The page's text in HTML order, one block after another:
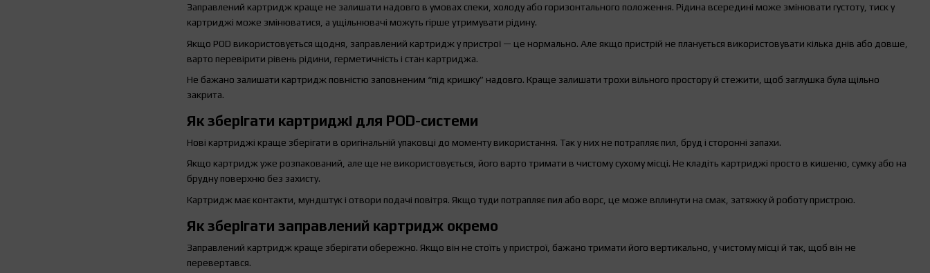
Заправлений картридж краще не залишати надовго в умовах спеки, холоду або горизонтального положення. Рідина всередині може змінювати густоту, тиск у
картриджі може змінюватися, а ущільнювачі можуть гірше утримувати рідину.
Якщо POD використовується щодня, заправлений картридж у пристрої — це нормально. Але якщо пристрій не планується використовувати кілька днів або довше,
варто перевірити рівень рідини, герметичність і стан картриджа.
Не бажано залишати картридж повністю заповненим “під кришку” надовго. Краще залишати трохи вільного простору й стежити, щоб заглушка була щільно
закрита.
Як зберігати картриджі для POD-системи
Нові картриджі краще зберігати в оригінальній упаковці до моменту використання. Так у них не потрапляє пил, бруд і сторонні запахи.
Якщо картридж уже розпакований, але ще не використовується, його варто тримати в чистому сухому місці. Не кладіть картриджі просто в кишеню, сумку або на
брудну поверхню без захисту.
Картридж має контакти, мундштук і отвори подачі повітря. Якщо туди потрапляє пил або ворс, це може вплинути на смак, затяжку й роботу пристрою.
Як зберігати заправлений картридж окремо
Заправлений картридж краще зберігати обережно. Якщо він не стоїть у пристрої, бажано тримати його вертикально, у чистому місці й так, щоб він не
перевертався.